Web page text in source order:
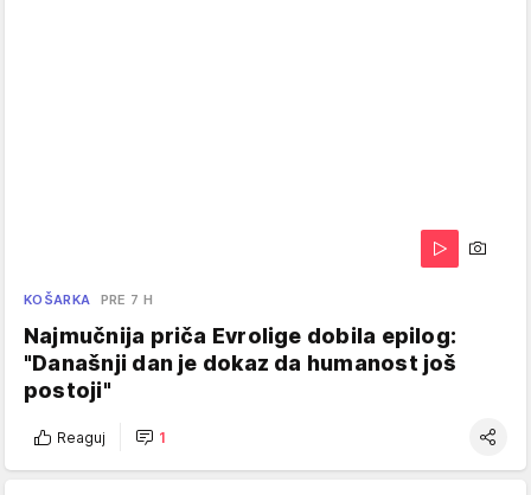
KOŠARKA PRE 7 H
Najmučnija priča Evrolige dobila epilog:
"Današnji dan je dokaz da humanost još
postoji"
Reaguj 1